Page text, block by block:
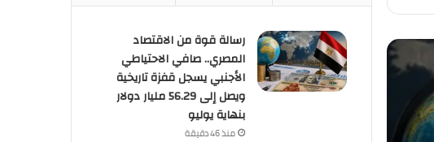
رسالة قوة من الاقتصاد
المصري.. صافي الاحتياطي
الأجنبي يسجل قفزة تاريخية
ويصل إلى 56.29 مليار دولار
بنهاية يوليو
منذ 46 دقيقة